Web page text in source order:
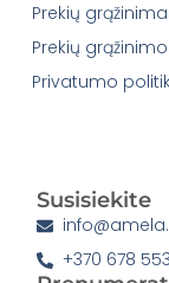
Prekių
Prekių
Privatumo
Susisiekite
+370 678